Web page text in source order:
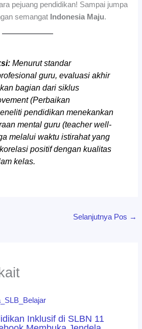
pejuang pendidikan! Sampai jumpa
semangat Indonesia Maju.
Menurut standar
guru, evaluasi akhir
bagian dari siklus
(Perbaikan
pendidikan menekankan
mental guru (teacher well-
melalui waktu istirahat yang
positif dengan kualitas
kelas.
Selanjutnya Pos →
Inklusif di SLBN 11